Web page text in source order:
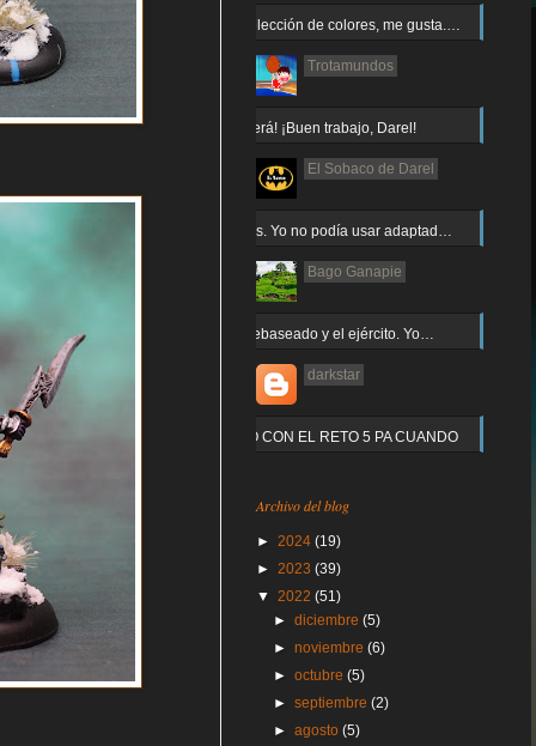
Muy buena elección de colores, me gusta.…
Trotamundos
¡Arnor no caerá! ¡Buen trabajo, Darel!
El Sobaco de Darel
Jajaja gracias. Yo no podía usar adaptad…
Bago Ganapie
Increíble el rebaseado y el ejército. Yo…
darkstar
Y QUE PASO CON EL RETO 5 PA CUANDO
Archivo del blog
► 2024 (19)
► 2023 (39)
▼ 2022 (51)
►diciembre(5)
►noviembre(6)
►octubre(5)
►septiembre(2)
►agosto(5)